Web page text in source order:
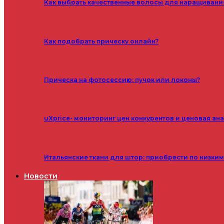
Как выбрать качественные волосы для
Как подобрать прическу онлайн?
Прическа на фотосессию: пучок или локоны?
uXprice- мониторинг цен конкурентов и ценовая
Итальянские ткани для штор: приобрести по
Новости